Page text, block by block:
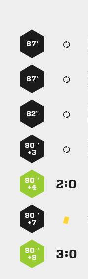
67’
67’
82’
90 ’
+3
:
90 ’
+4
90 ’
+7
:
90 ’
+9